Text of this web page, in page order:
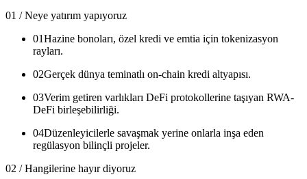
01 / Neye yatırım yapıyoruz
01Hazine bonoları, özel kredi ve emtia için tokenizasyon
rayları.
02Gerçek dünya teminatlı on-chain kredi altyapısı.
03Verim getiren varlıkları DeFi protokollerine taşıyan RWA-
DeFi birleşebilirliği.
04Düzenleyicilerle savaşmak yerine onlarla inşa eden
regülasyon bilinçli projeler.
02 / Hangilerine hayır diyoruz